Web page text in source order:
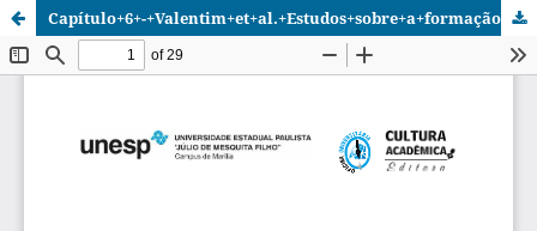
Capítulo+6+-+Valentim+et+al.+Estudos+sobre+a+formação+do+profissional+da+informação+Brasil+e+Mercosul.pdf